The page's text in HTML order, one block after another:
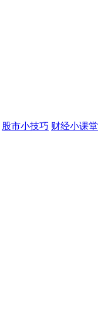
股市小技巧 财经小课堂